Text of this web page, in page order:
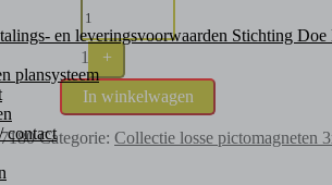
en leveringsvoorwaarden Stichting
plansysteem
contact
1 +
In winkelwagen
Categorie: Collectie losse pictomagneten